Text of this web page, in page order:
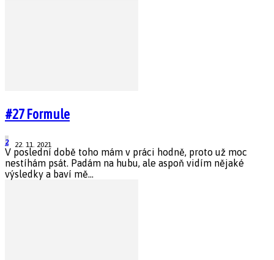
#27 Formule
22. 11. 2021
2
V poslední době toho mám v práci hodně, proto už moc
nestíhám psát. Padám na hubu, ale aspoň vidím nějaké
výsledky a baví mě...